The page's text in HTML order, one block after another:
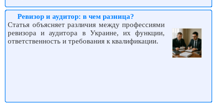
Ревизор и аудитор: в чем разница?
Статья объясняет различия между профессиями
ревизора и аудитора в Украине, их функции,
ответственность и требования к квалификации.